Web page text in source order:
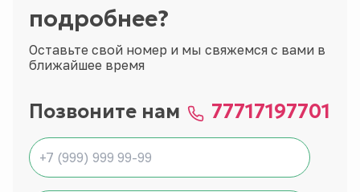
подробнее?
Оставьте свой номер и мы свяжемся с вами в
ближайшее время
Позвоните нам 77717197701